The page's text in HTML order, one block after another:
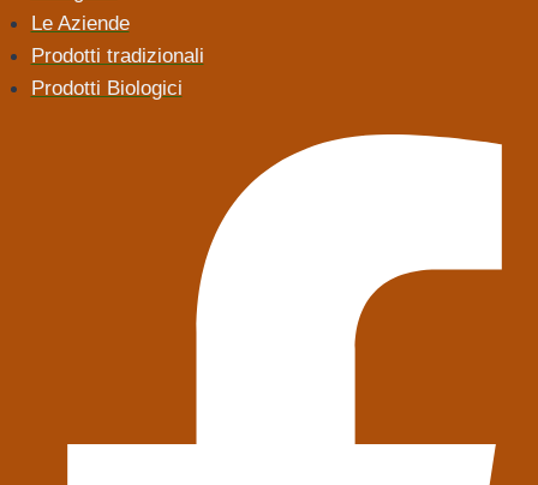
Le Aziende
Prodotti tradizionali
Prodotti Biologici